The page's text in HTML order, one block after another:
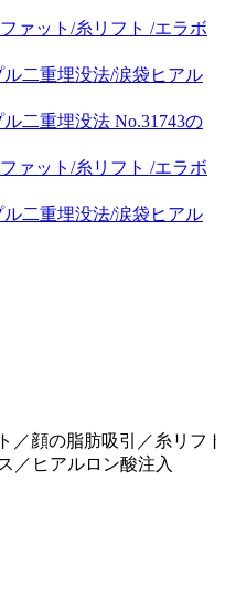
／顔の脂肪吸引／糸リフ
／ヒアルロン酸注入